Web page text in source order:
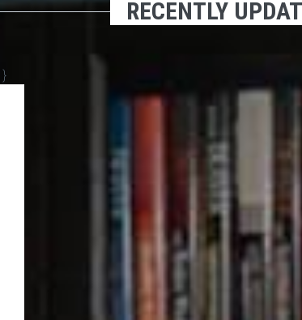
RECENTLY
}